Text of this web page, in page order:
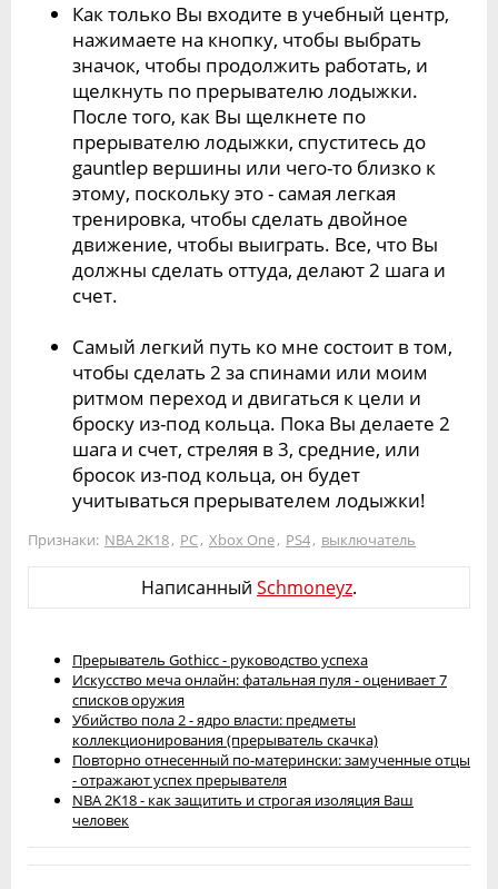
Как только Вы входите в учебный центр,
нажимаете на кнопку, чтобы выбрать
значок, чтобы продолжить работать, и
щелкнуть по прерывателю лодыжки.
После того, как Вы щелкнете по
прерывателю лодыжки, спуститесь до
gauntlep вершины или чего-то близко к
этому, поскольку это - самая легкая
тренировка, чтобы сделать двойное
движение, чтобы выиграть. Все, что Вы
должны сделать оттуда, делают 2 шага и
счет.
Самый легкий путь ко мне состоит в том,
чтобы сделать 2 за спинами или моим
ритмом переход и двигаться к цели и
броску из-под кольца. Пока Вы делаете 2
шага и счет, стреляя в 3, средние, или
бросок из-под кольца, он будет
учитываться прерывателем лодыжки!
Признаки: NBA 2K18, PC, Xbox One, PS4, выключатель
Написанный Schmoneyz.
Прерыватель Gothicc - руководство успеха
Искусство меча онлайн: фатальная пуля - оценивает 7
списков оружия
Убийство пола 2 - ядро власти: предметы
коллекционирования (прерыватель скачка)
Повторно отнесенный по-матерински: замученные отцы
- отражают успех прерывателя
NBA 2K18 - как защитить и строгая изоляция Ваш
человек